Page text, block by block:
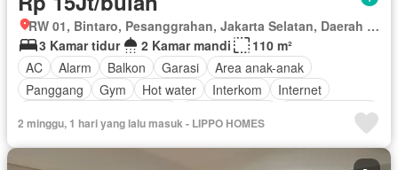
RW 01, Bintaro, Pesanggrahan, Jakarta Selatan, Daerah Khusus Ibukota Jakarta
3 Kamar tidur
2 Kamar mandi
110 m²
AC
Alarm Balkon Garasi
Area anak-anak
Panggang
Gym Hot water Interkom
Internet
Secure parking
Keamanan
Kolam renang Telephone
Televisi
2 minggu, 1 hari yang lalu masuk - LIPPO HOMES